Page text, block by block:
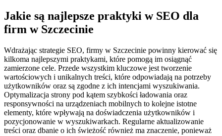
Jakie są najlepsze praktyki w SEO dla
firm w Szczecinie
Wdrażając strategie SEO, firmy w Szczecinie powinny kierować się
kilkoma najlepszymi praktykami, które pomogą im osiągnąć
zamierzone cele. Przede wszystkim kluczowe jest tworzenie
wartościowych i unikalnych treści, które odpowiadają na potrzeby
użytkowników oraz są zgodne z ich intencjami wyszukiwania.
Optymalizacja strony pod kątem szybkości ładowania oraz
responsywności na urządzeniach mobilnych to kolejne istotne
elementy, które wpływają na doświadczenia użytkowników i
pozycjonowanie w wyszukiwarkach. Regularne aktualizowanie
treści oraz dbanie o ich świeżość również ma znaczenie, ponieważ